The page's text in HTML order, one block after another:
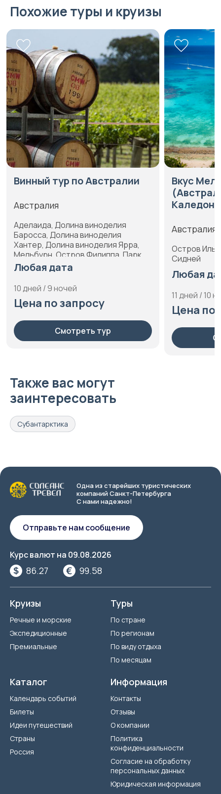
Похожие туры и круизы
Винный тур по Австралии
Австралия
Аделаида, Долина виноделия
Баросса, Долина виноделия
Хантер, Долина виноделия Ярра,
Мельбурн, Остров Филиппа, Парк
гор Данденонг, Сидней
Любая дата
10 дней / 9 ночей
Цена по запросу
Смотреть тур
Вкус
Остров
Сидней
Любая
11 дней / 10
Цена по
Также вас могут
заинтересовать
Субантарктика
Одна из старейших туристических
компаний Санкт-Петербурга
С нами надежно!
Курс валют на 09.08.2026
86.27 99.58
Отправьте нам сообщение
Круизы
Речные и морские
Экспедиционные
Премиальные
Туры
По стране
По регионам
По виду отдыха
По месяцам
Каталог
Календарь событий
Билеты
Идеи путешествий
Страны
Россия
Информация
Контакты
Отзывы
О компании
Политика
конфиденциальности
Согласие на обработку
персональных данных
Юридическая информация